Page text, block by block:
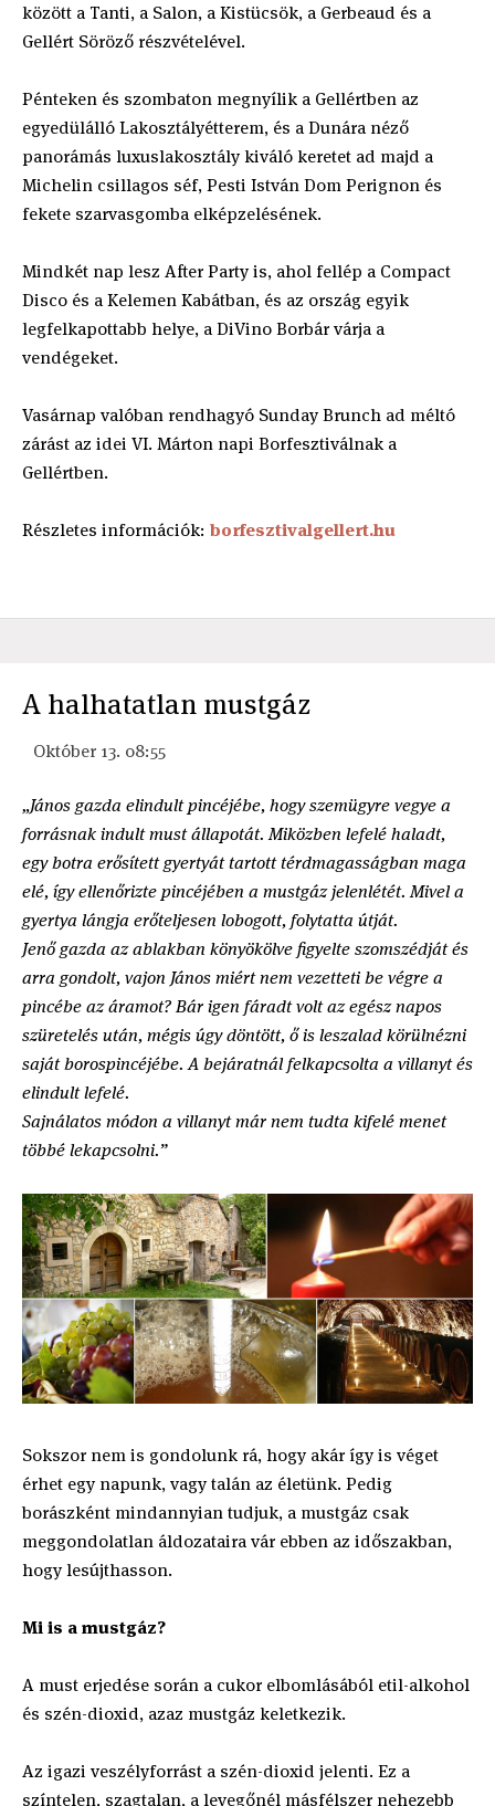
között a Tanti, a Salon, a Kistücsök, a Gerbeaud és a
Gellért Söröző részvételével.
Pénteken és szombaton megnyílik a Gellértben az
egyedülálló Lakosztályétterem, és a Dunára néző
panorámás luxuslakosztály kiváló keretet ad majd a
Michelin csillagos séf, Pesti István Dom Perignon és
fekete szarvasgomba elképzelésének.
Mindkét nap lesz After Party is, ahol fellép a Compact
Disco és a Kelemen Kabátban, és az ország egyik
legfelkapottabb helye, a DiVino Borbár várja a
vendégeket.
Vasárnap valóban rendhagyó Sunday Brunch ad méltó
zárást az idei VI. Márton napi Borfesztiválnak a
Gellértben.
Részletes információk: borfesztivalgellert.hu
A halhatatlan mustgáz
Október 13. 08:55
„János gazda elindult pincéjébe, hogy szemügyre vegye a
forrásnak indult must állapotát. Miközben lefelé haladt,
egy botra erősített gyertyát tartott térdmagasságban maga
elé, így ellenőrizte pincéjében a mustgáz jelenlétét. Mivel a
gyertya lángja erőteljesen lobogott, folytatta útját.
Jenő gazda az ablakban könyökölve figyelte szomszédját és
arra gondolt, vajon János miért nem vezetteti be végre a
pincébe az áramot? Bár igen fáradt volt az egész napos
szüretelés után, mégis úgy döntött, ő is leszalad körülnézni
saját borospincéjébe. A bejáratnál felkapcsolta a villanyt és
elindult lefelé.
Sajnálatos módon a villanyt már nem tudta kifelé menet
többé lekapcsolni.”
Sokszor nem is gondolunk rá, hogy akár így is véget
érhet egy napunk, vagy talán az életünk. Pedig
borászként mindannyian tudjuk, a mustgáz csak
meggondolatlan áldozataira vár ebben az időszakban,
hogy lesújthasson.
Mi is a mustgáz?
A must erjedése során a cukor elbomlásából etil-alkohol
és szén-dioxid, azaz mustgáz keletkezik.
Az igazi veszélyforrást a szén-dioxid jelenti. Ez a
színtelen, szagtalan, a levegőnél másfélszer nehezebb